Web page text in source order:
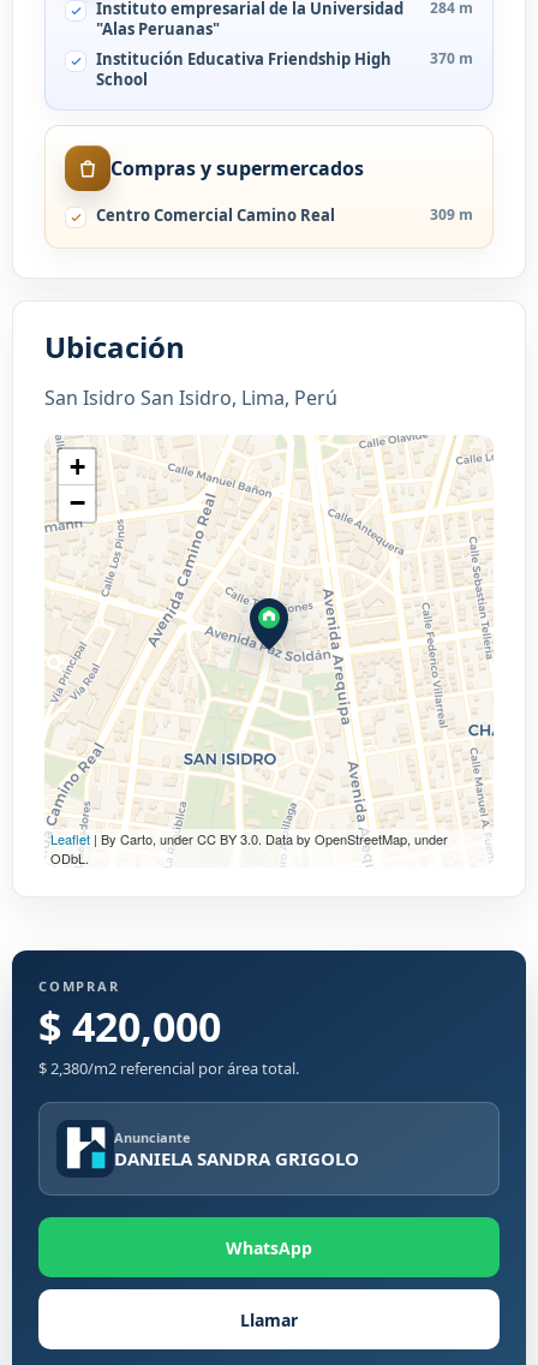
Instituto empresarial de la Universidad
"Alas Peruanas"
284 m
Institución Educativa Friendship High
School
370 m
Compras y supermercados
Centro Comercial Camino Real 309 m
Ubicación
San Isidro San Isidro, Lima, Perú
+
−
Leaflet | By Carto, under CC BY 3.0. Data by OpenStreetMap, under
ODbL.
COMPRAR
$ 420,000
$ 2,380/m2 referencial por área total.
Anunciante
DANIELA SANDRA GRIGOLO
WhatsApp
Llamar